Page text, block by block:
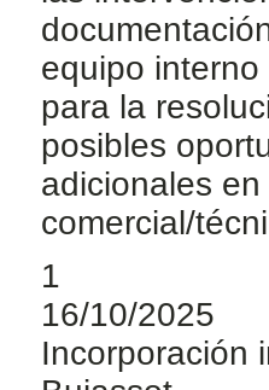
equipo
para la
posibles
adicionales
comercial/
1
16/10/2025
Incorporación